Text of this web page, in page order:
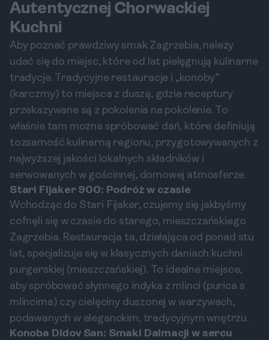
Autentycznej Chorwackiej
Kuchni
Aby poznać prawdziwy smak Zagrzebia, należy
udać się do miejsc, które od lat pielęgnują kulinarne
tradycje. Tradycyjne restauracje i „konoby”
(karczmy) to miejsca z duszą, gdzie receptury
przekazywane są z pokolenia na pokolenie. To
właśnie tam można spróbować dań, które definiują
tożsamość kulinarną regionu, przygotowywanych z
najwyższej jakości lokalnych składników i
serwowanych w gościnnej, domowej atmosferze.
Stari Fijaker 900: Podróż w czasie
Wchodząc do Stari Fijaker, czujemy się jakbyśmy
cofnęli się w czasie do starego, mieszczańskiego
Zagrzebia. Restauracja ta, działająca od ponad stu
lat, specjalizuje się w klasycznych daniach kuchni
purgerskiej (mieszczańskiej). To idealne miejsce,
aby spróbować słynnego indyka z mlinci (purica s
mlincima) czy cielęciny duszonej w warzywach,
podawanych w eleganckim, tradycyjnym wnętrzu.
Konoba Didov San: Smaki Dalmacji w sercu